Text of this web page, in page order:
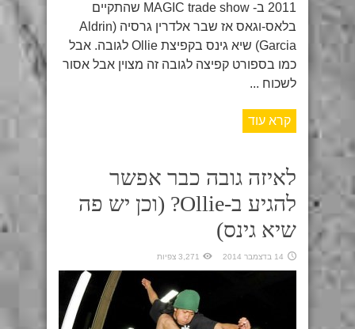
2011 ב- MAGIC trade show שהתקיים
בלאס-וגאס אז שבר אלדרין גרסיה (Aldrin
Garcia) שיא גינס בקפיצת Ollie לגובה. אבל
כמו בספורט קפיצה לגובה זה מצוין אבל אסור
לשכוח ...
קרא עוד
לאיזה גובה כבר אפשר
להגיע ב-Ollie? (וכן יש פה
שיא גינס)
14 בדצמבר 2014 3,271 צפיות